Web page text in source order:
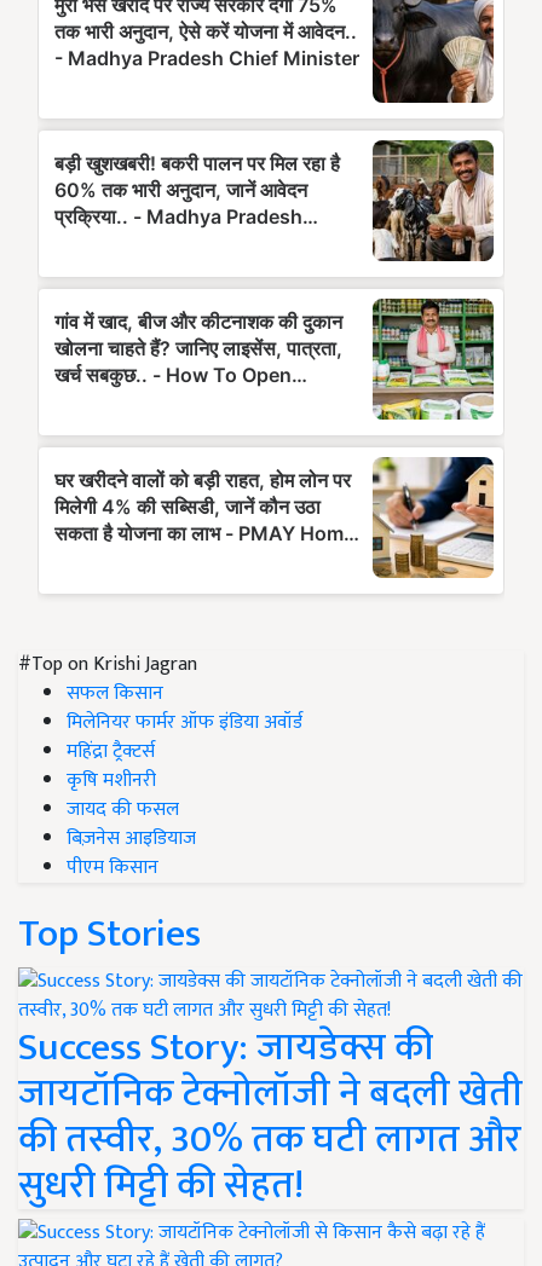
#Top on Krishi Jagran
सफल किसान
मिलेनियर फार्मर ऑफ इंडिया अवॉर्ड
महिंद्रा ट्रैक्टर्स
कृषि मशीनरी
जायद की फसल
बिज़नेस आइडियाज
पीएम किसान
Top Stories
Success Story: जायडेक्स की
जायटॉनिक टेक्नोलॉजी ने बदली खेती
की तस्वीर, 30% तक घटी लागत और
सुधरी मिट्टी की सेहत!